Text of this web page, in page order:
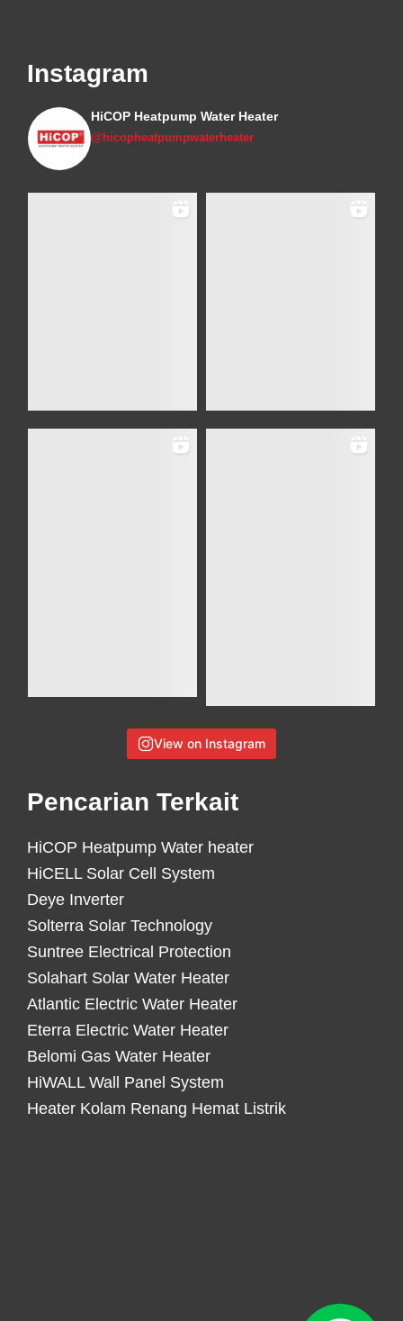
Instagram
HiCOP Heatpump Water Heater
@hicopheatpumpwaterheater
View on Instagram
Pencarian Terkait
HiCOP Heatpump Water heater
HiCELL Solar Cell System
Deye Inverter
Solterra Solar Technology
Suntree Electrical Protection
Solahart Solar Water Heater
Atlantic Electric Water Heater
Eterra Electric Water Heater
Belomi Gas Water Heater
HiWALL Wall Panel System
Heater Kolam Renang Hemat Listrik